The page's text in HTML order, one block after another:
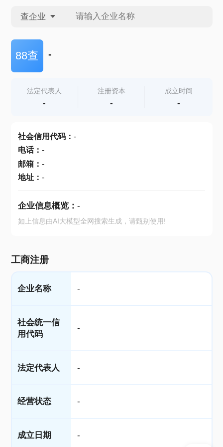
查企业
查企业
查产地
88查 -
法定代表人
-
注册资本
-
成立时间
-
社会信用代码： -
电话： -
邮箱： -
地址： -
企业信息概览： -
如上信息由AI大模型全网搜索生成，请甄别使用!
工商注册
企业名称 -
社会统一信
用代码
-
法定代表人 -
经营状态 -
成立日期 -